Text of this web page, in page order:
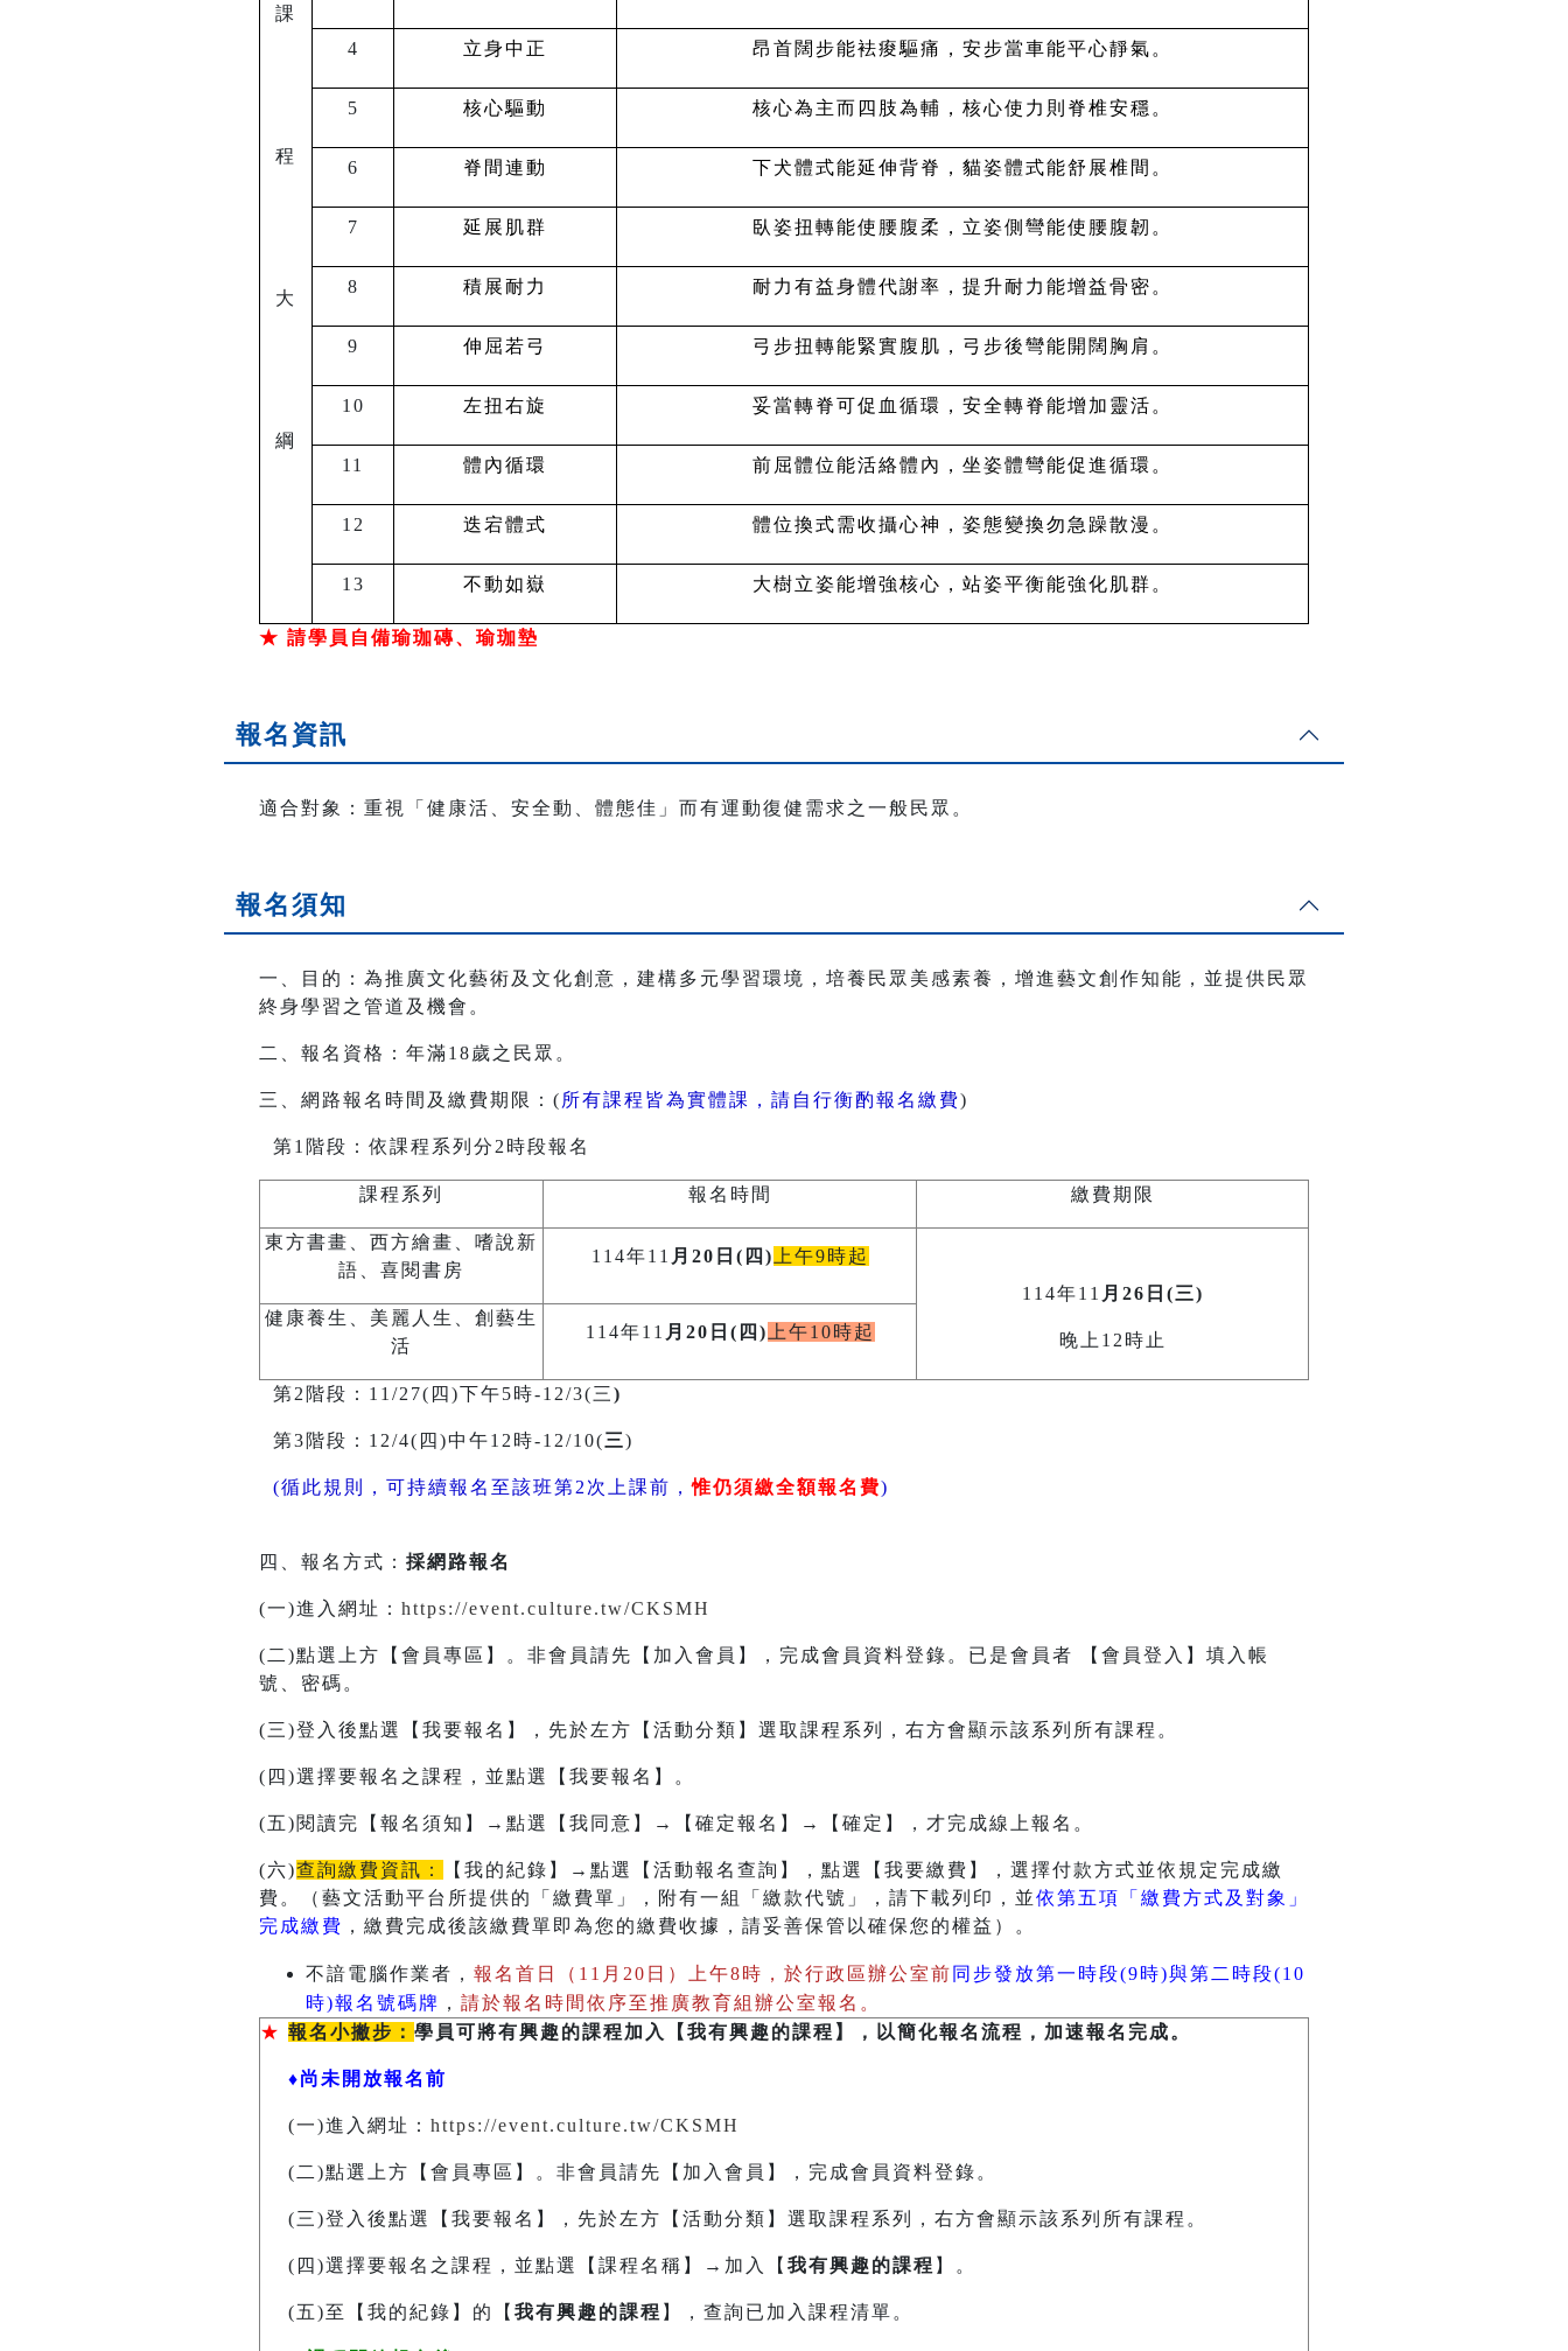
課
程
大
綱
4 立身中正 昂首闊步能袪痠驅痛，安步當車能平心靜氣。
5 核心驅動 核心為主而四肢為輔，核心使力則脊椎安穩。
6 脊間連動 下犬體式能延伸背脊，貓姿體式能舒展椎間。
7 延展肌群 臥姿扭轉能使腰腹柔，立姿側彎能使腰腹韌。
8 積展耐力 耐力有益身體代謝率，提升耐力能增益骨密。
9 伸屈若弓 弓步扭轉能緊實腹肌，弓步後彎能開闊胸肩。
10 左扭右旋 妥當轉脊可促血循環，安全轉脊能增加靈活。
11 體內循環 前屈體位能活絡體內，坐姿體彎能促進循環。
12 迭宕體式 體位換式需收攝心神，姿態變換勿急躁散漫。
13 不動如嶽 大樹立姿能增強核心，站姿平衡能強化肌群。
★ 請學員自備瑜珈磚、瑜珈墊
報名資訊
適合對象：重視「健康活、安全動、體態佳」而有運動復健需求之一般民眾。
報名須知
一、目的：為推廣文化藝術及文化創意，建構多元學習環境，培養民眾美感素養，增進藝文創作知能，並提供民眾
終身學習之管道及機會。
二、報名資格：年滿18歲之民眾。
三、網路報名時間及繳費期限：( 所有課程皆為實體課，請自行衡酌報名繳費)
第1階段：依課程系列分2時段報名
課程系列 報名時間 繳費期限
東方書畫、西方繪畫、嗜說新
語、喜閱書房
114年11 月20日(四) 上午9時起
114年11 月26日(三)
晚上12時止
健康養生、美麗人生、創藝生
活
114年11 月20日(四) 上午10時起
第2階段：11/27(四)下午5時-12/3(三)
第3階段：12/4(四)中午12時-12/10(三)
(循此規則，可持續報名至該班第2次上課前，惟仍須繳全額報名費)
四、報名方式： 採網路報名
(一)進入網址： https://event.culture.tw/CKSMH
(二)點選上方【會員專區】。非會員請先【加入會員】，完成會員資料登錄。已是會員者 【會員登入】填入帳
號、密碼。
(三)登入後點選【我要報名】，先於左方【活動分類】選取課程系列，右方會顯示該系列所有課程。
(四)選擇要報名之課程，並點選【我要報名】。
(五)閱讀完【報名須知】→點選【我同意】→【確定報名】→【確定】，才完成線上報名。
(六)查詢繳費資訊：
【我的紀錄】→點選【活動報名查詢】，點選【我要繳費】，選擇付款方式並依規定完成繳
費。（藝文活動平台所提供的「繳費單」，附有一組「繳款代號」，請下載列印，並依第五項「繳費方式及對象」
完成繳費 ，繳費完成後該繳費單即為您的繳費收據，請妥善保管以確保您的權益）。
不諳電腦作業者， 報名首日（11月20日）上午8時，於行政區辦公室前 同步發放第一時段(9時)與第二時段(10
時)報名號碼牌 ， 請於報名時間依序至推廣教育組辦公室報名。
★ 報名小撇步： 學員可將有興趣的課程加入【我有興趣的課程】，以簡化報名流程，加速報名完成。
♦尚未開放報名前
(一)進入網址： https://event.culture.tw/CKSMH
(二)點選上方【會員專區】。非會員請先【加入會員】，完成會員資料登錄。
(三)登入後點選【我要報名】，先於左方【活動分類】選取課程系列，右方會顯示該系列所有課程。
(四)選擇要報名之課程，並點選【課程名稱】→加入【 我有興趣的課程 】。
(五)至【我的紀錄】的【 我有興趣的課程 】，查詢已加入課程清單。